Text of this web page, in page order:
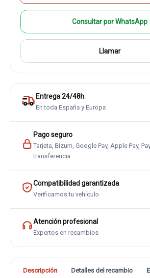
Consultar por WhatsApp
Llamar
Entrega 24/48h
En toda España y Europa
Pago seguro
Tarjeta, Bizum, Google Pay, Apple Pay,
transferencia
Compatibilidad garantizada
Verificamos tu vehículo
Atención profesional
Expertos en recambios
Descripción Detalles del recambio